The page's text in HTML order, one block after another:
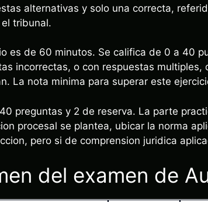
alternativas y solo una correcta,
tribunal.
es de 60 minutos. Se califica de 0 a 40
incorrectas, o con respuestas
La nota minima para superar este
preguntas y 2 de reserva. La parte
procesal se plantea, ubicar la norma
pero si de comprension juridica
del examen de